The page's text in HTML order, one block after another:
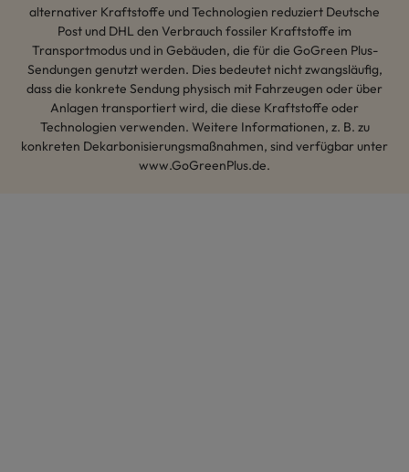
alternativer Kraftstoffe und Technologien reduziert Deutsche
Post und DHL den Verbrauch fossiler Kraftstoffe im
Transportmodus und in Gebäuden, die für die GoGreen Plus-
Sendungen genutzt werden. Dies bedeutet nicht zwangsläufig,
dass die konkrete Sendung physisch mit Fahrzeugen oder über
Anlagen transportiert wird, die diese Kraftstoffe oder
Technologien verwenden. Weitere Informationen, z. B. zu
konkreten Dekarbonisierungsmaßnahmen, sind verfügbar unter
www.GoGreenPlus.de.